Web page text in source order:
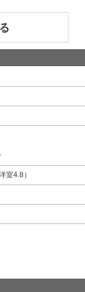
室4.8）